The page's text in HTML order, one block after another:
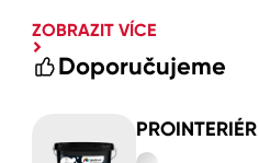
ZOBRAZIT VÍCE
Doporučujeme